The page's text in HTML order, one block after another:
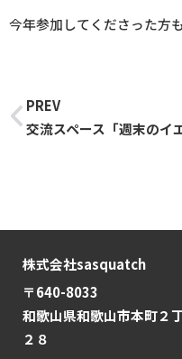
今年参加してくださった方
PREV
交流スペース「週末のイ
株式会社sasquatch
〒640-8033
和歌山県和歌山市本町２
２８